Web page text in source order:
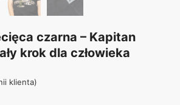
czarna – Kapitan
krok dla człowieka
klienta)